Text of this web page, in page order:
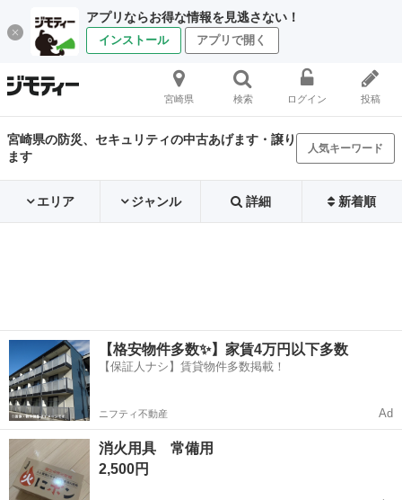
アプリならお得な情報を見逃さない！
インストール アプリで開く
宮崎県 検索 ログイン 投稿
宮崎県の防災、セキュリティの中古あげます・譲り
ます
人気キーワード
エリア ジャンル 詳細 新着順
【格安物件多数✨】家賃4万円以下多数
【保証人ナシ】賃貸物件多数掲載！
ニフティ不動産 Ad
消火用具 常備用
2,500円